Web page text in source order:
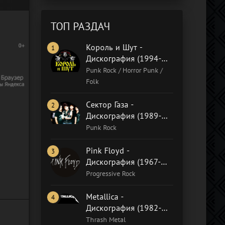
ТОП РАЗДАЧ
Король и Шут -
Дискография (1994-
2018)
Punk Rock / Horror Punk /
Folk
Сектор Газа -
Дискография (1989-
2015)
Punk Rock
Pink Floyd -
Дискография (1967-
2019)
Progressive Rock
Metallica -
Дискография (1982-
2020)
Thrash Metal